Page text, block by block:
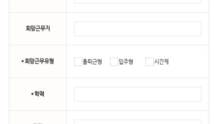
희망근무지
* 희망근무유형 출퇴근형 입주형 시간제
* 학력